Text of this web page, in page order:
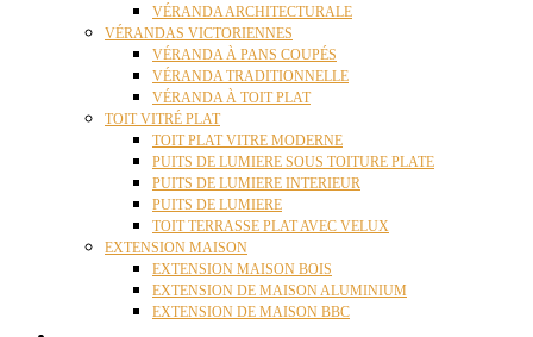
VÉRANDA ARCHITECTURALE
VÉRANDAS VICTORIENNES
VÉRANDA À PANS COUPÉS
VÉRANDA TRADITIONNELLE
VÉRANDA À TOIT PLAT
TOIT VITRÉ PLAT
TOIT PLAT VITRE MODERNE
PUITS DE LUMIERE SOUS TOITURE PLATE
PUITS DE LUMIERE INTERIEUR
PUITS DE LUMIERE
TOIT TERRASSE PLAT AVEC VELUX
EXTENSION MAISON
EXTENSION MAISON BOIS
EXTENSION DE MAISON ALUMINIUM
EXTENSION DE MAISON BBC